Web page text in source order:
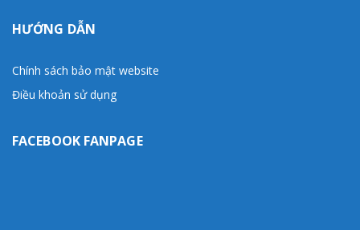
HƯỚNG DẪN
Chính sách bảo mật website
Điều khoản sử dụng
FACEBOOK FANPAGE